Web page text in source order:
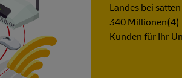
Landes bei
340 Millionen(4)
Kunden für Ihr